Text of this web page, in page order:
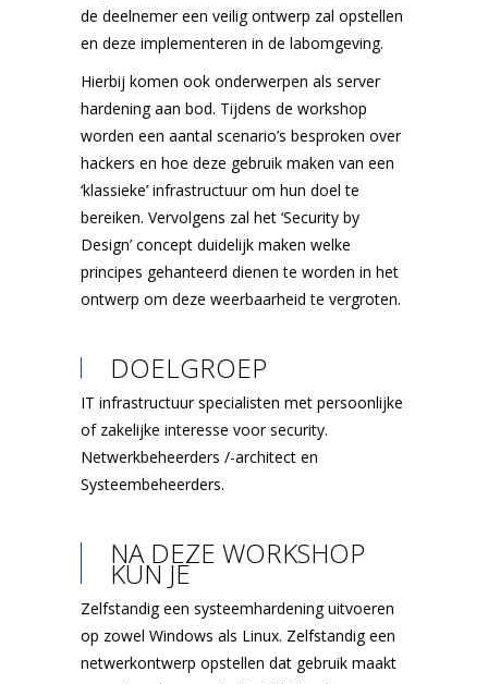
de deelnemer een veilig ontwerp zal opstellen
en deze implementeren in de labomgeving.
Hierbij komen ook onderwerpen als server
hardening aan bod. Tijdens de workshop
worden een aantal scenario’s besproken over
hackers en hoe deze gebruik maken van een
‘klassieke’ infrastructuur om hun doel te
bereiken. Vervolgens zal het ‘Security by
Design’ concept duidelijk maken welke
principes gehanteerd dienen te worden in het
ontwerp om deze weerbaarheid te vergroten.
DOELGROEP
IT infrastructuur specialisten met persoonlijke
of zakelijke interesse voor security.
Netwerkbeheerders /-architect en
Systeembeheerders.
NA DEZE WORKSHOP
KUN JE
Zelfstandig een systeemhardening uitvoeren
op zowel Windows als Linux. Zelfstandig een
netwerkontwerp opstellen dat gebruik maakt